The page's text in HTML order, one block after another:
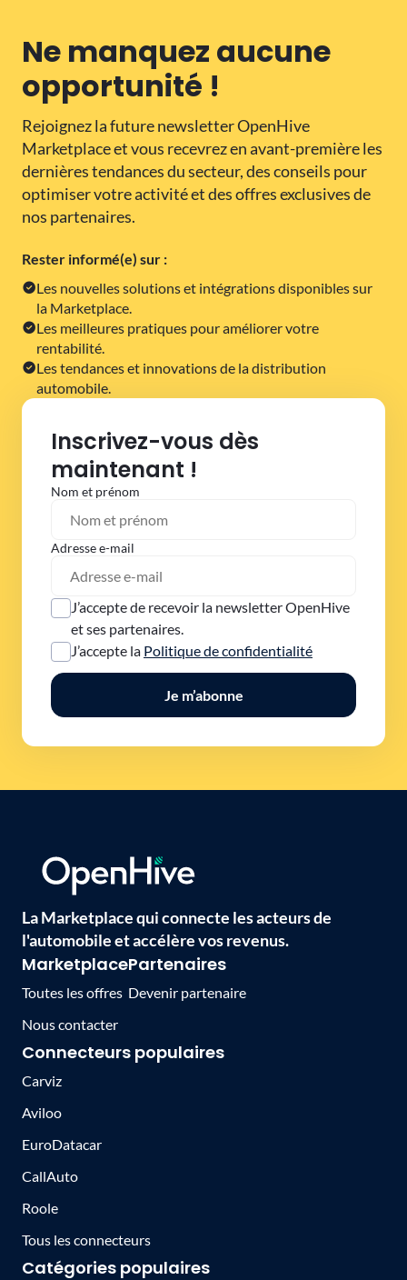
Ne manquez aucune
opportunité !
Rejoignez la future newsletter OpenHive
Marketplace et vous recevrez en avant-première les
dernières tendances du secteur, des conseils pour
optimiser votre activité et des offres exclusives de
nos partenaires.
Rester informé(e) sur :
Les nouvelles solutions et intégrations disponibles sur
la Marketplace.
Les meilleures pratiques pour améliorer votre
rentabilité.
Les tendances et innovations de la distribution
automobile.
Inscrivez-vous dès
maintenant !
Nom et prénom
Adresse e-mail
J’accepte de recevoir la newsletter OpenHive
et ses partenaires.
J’accepte la Politique de confidentialité
Je m’abonne
La Marketplace qui connecte les acteurs de
l'automobile et accélère vos revenus.
Marketplace
Toutes les offres
Nous contacter
Partenaires
Devenir partenaire
Connecteurs populaires
Carviz
Aviloo
EuroDatacar
CallAuto
Roole
Tous les connecteurs
Catégories populaires